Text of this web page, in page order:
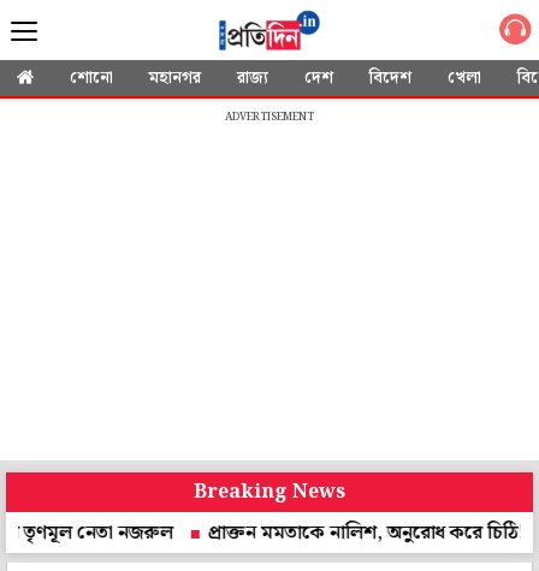
শোনো মহানগর রাজ্য দেশ বিদেশ খেলা
ADVERTISEMENT
Breaking News
নেতা নজরুল
প্রাক্তন মমতাকে নালিশ, অনুরোধ করে চিঠি! উত্তর দেবেন